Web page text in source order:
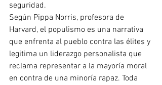
seguridad.
Según Pippa Norris, profesora de
Harvard, el populismo es una narrativa
que enfrenta al pueblo contra las élites y
legitima un liderazgo personalista que
reclama representar a la mayoría moral
en contra de una minoría rapaz. Toda